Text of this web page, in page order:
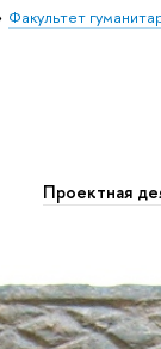
Факультет
Проектная